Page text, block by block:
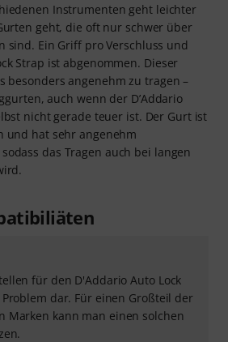
Instrumenten geht leichter
geht, die oft nur schwer über
sind. Ein Griff pro Verschluss und
Strap ist abgenommen. Dieser
besonders angenehm zu tragen –
auch wenn der D’Addario
nicht gerade teuer ist. Der Gurt ist
und hat sehr angenehm
das Tragen auch bei langen
für den D'Addario Auto Lock
dar. Für einen Großteil der
Marken kann man einen solchen